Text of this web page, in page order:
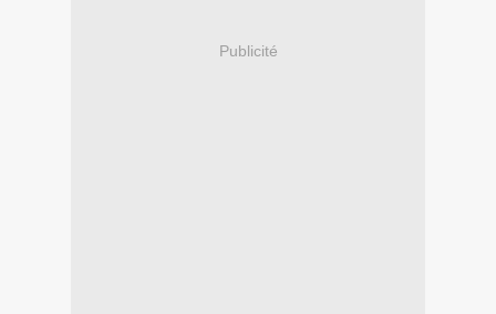
Publicité